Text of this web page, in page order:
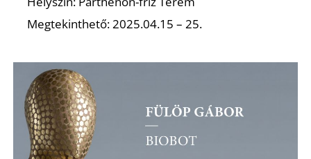
Megtekinthető: 2025.04.15 – 25.